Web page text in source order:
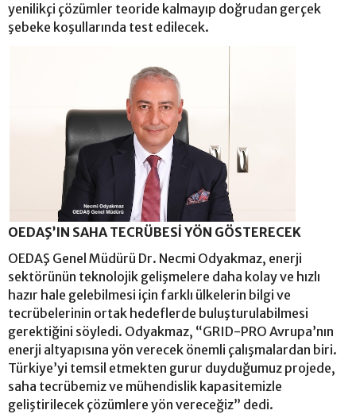
yenilikçi çözümler teoride kalmayıp doğrudan gerçek
şebeke koşullarında test edilecek.
OEDAŞ’IN SAHA TECRÜBESİ YÖN GÖSTERECEK
OEDAŞ Genel Müdürü Dr. Necmi Odyakmaz, enerji
sektörünün teknolojik gelişmelere daha kolay ve hızlı
hazır hale gelebilmesi için farklı ülkelerin bilgi ve
tecrübelerinin ortak hedeflerde buluşturulabilmesi
gerektiğini söyledi. Odyakmaz, “GRID-PRO Avrupa’nın
enerji altyapısına yön verecek önemli çalışmalardan biri.
Türkiye’yi temsil etmekten gurur duyduğumuz projede,
saha tecrübemiz ve mühendislik kapasitemizle
geliştirilecek çözümlere yön vereceğiz” dedi.